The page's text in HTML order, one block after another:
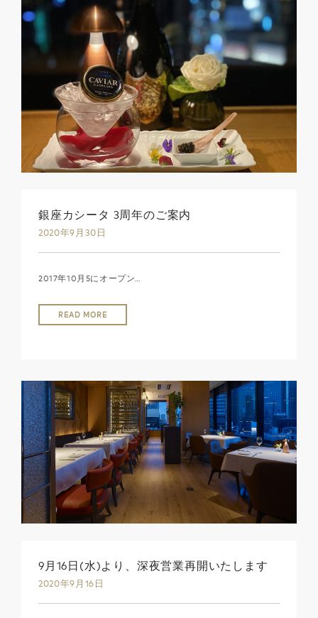
銀座カシータ 3周年のご案内
2020年9月30日
2017年10月5にオープン…
READ MORE
9月16日(水)より、深夜営業再開いたします
2020年9月16日